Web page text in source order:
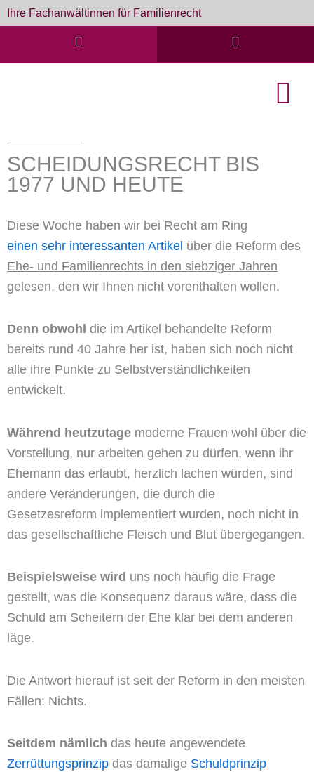
Zum
Inhalt
Ihre Fachanwältinnen für Familienrecht
SCHEIDUNGSRECHT BIS
1977 UND HEUTE
Diese Woche haben wir bei Recht am Ring
einen sehr interessanten Artikel über die Reform des
Ehe- und Familienrechts in den siebziger Jahren
gelesen, den wir Ihnen nicht vorenthalten wollen.
Denn obwohl die im Artikel behandelte Reform
bereits rund 40 Jahre her ist, haben sich noch nicht
alle ihre Punkte zu Selbstverständlichkeiten
entwickelt.
Während heutzutage moderne Frauen wohl über die
Vorstellung, nur arbeiten gehen zu dürfen, wenn ihr
Ehemann das erlaubt, herzlich lachen würden, sind
andere Veränderungen, die durch die
Gesetzesreform implementiert wurden, noch nicht in
das gesellschaftliche Fleisch und Blut übergegangen.
Beispielsweise wird uns noch häufig die Frage
gestellt, was die Konsequenz daraus wäre, dass die
Schuld am Scheitern der Ehe klar bei dem anderen
läge.
Die Antwort hierauf ist seit der Reform in den meisten
Fällen: Nichts.
Seitdem nämlich das heute angewendete
Zerrüttungsprinzip das damalige Schuldprinzip